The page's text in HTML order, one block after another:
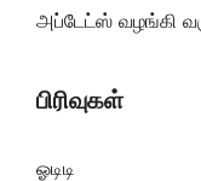
அப்டேட்ஸ் வழங்கி
பிரிவுகள்
ஓடிடி